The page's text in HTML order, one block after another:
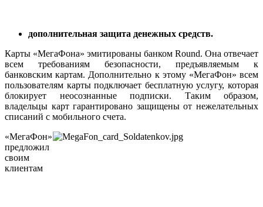
дополнительная защита денежных средств.
Карты «МегаФона» эмитированы банком Round. Она отвечает
всем требованиям безопасности, предъявляемым к
банковским картам. Дополнительно к этому «МегаФон» всем
пользователям карты подключает бесплатную услугу, которая
блокирует неосознанные подписки. Таким образом,
владельцы карт гарантировано защищены от нежелательных
списаний с мобильного счета.
«МегаФон»
предложил
своим
клиентам